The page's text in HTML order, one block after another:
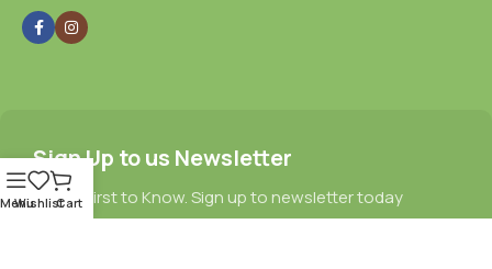
Sign Up to us Newsletter
Be the First to Know. Sign up to newsletter today
Menu
WishlistCart